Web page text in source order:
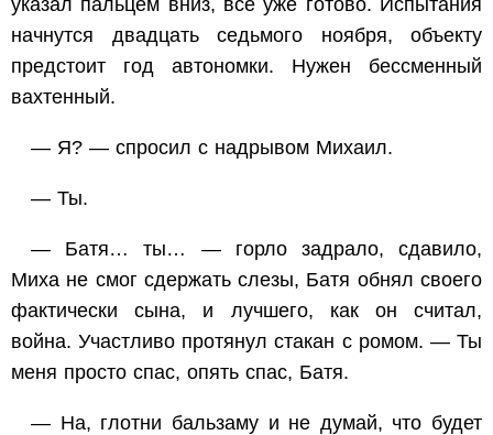
указал пальцем вниз, все уже готово. Испытания
начнутся двадцать седьмого ноября, объекту
предстоит год автономки. Нужен бессменный
вахтенный.
— Я? — спросил с надрывом Михаил.
— Ты.
— Батя… ты… — горло задрало, сдавило,
Миха не смог сдержать слезы, Батя обнял своего
фактически сына, и лучшего, как он считал,
война. Участливо протянул стакан с ромом. — Ты
меня просто спас, опять спас, Батя.
— На, глотни бальзаму и не думай, что будет